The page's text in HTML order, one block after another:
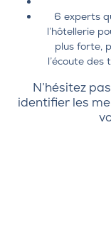
6 experts
l’hôtellerie
plus forte,
l’écoute des
N’hésitez
identifier les